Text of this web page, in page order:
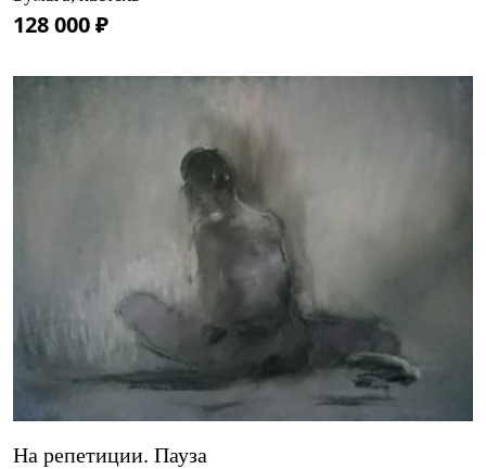
128 000 ₽
На репетиции. Пауза